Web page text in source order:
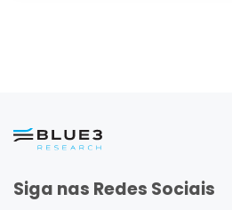
Siga nas Redes Sociais